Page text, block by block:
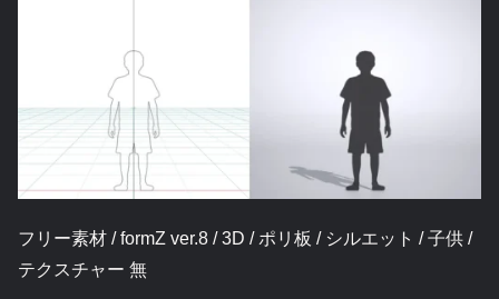
フリー素材 / formZ ver.8 / 3D / ポリ板 / シルエット / 子供 /
テクスチャー 無